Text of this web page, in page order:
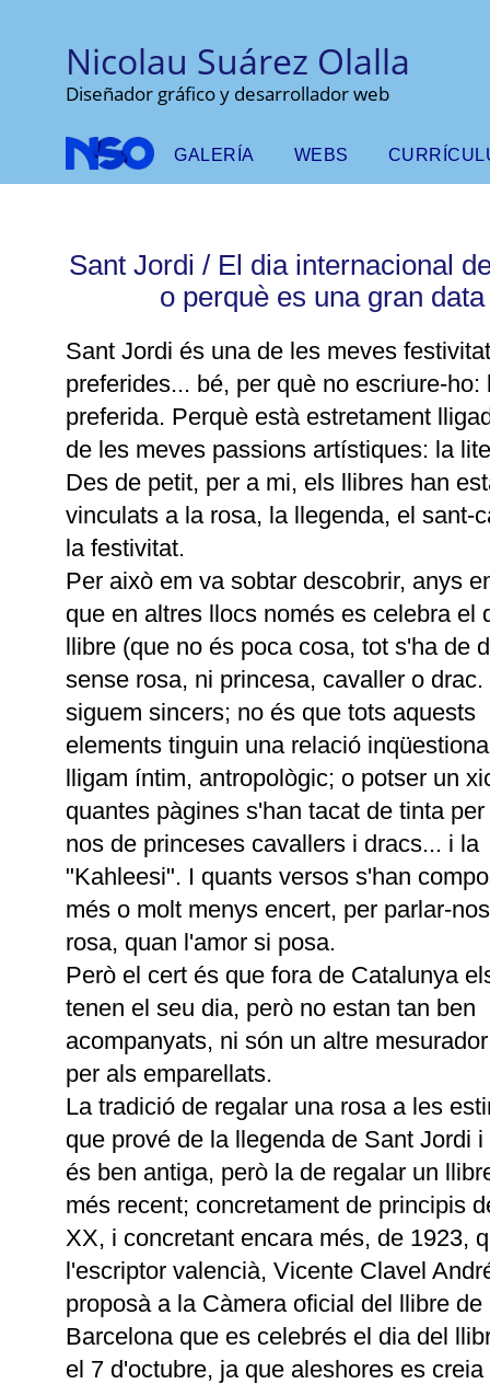
Nicolau Suárez Olalla
Diseñador gráfico y desarrollador web
GALERÍA WEBS
Sant Jordi / El dia internacional
o perquè es una gran data
Sant Jordi és una de les meves
preferides... bé, per què no escriure-ho:
preferida. Perquè està estretament
de les meves passions artístiques: la
Des de petit, per a mi, els llibres han
vinculats a la rosa, la llegenda, el sant-
la festivitat.
Per això em va sobtar descobrir, anys
que en altres llocs només es celebra el
llibre (que no és poca cosa, tot s'ha de
sense rosa, ni princesa, cavaller o drac.
siguem sincers; no és que tots aquests
elements tinguin una relació
lligam íntim, antropològic; o potser un
quantes pàgines s'han tacat de tinta
nos de princeses cavallers i dracs... i la
"Kahleesi". I quants versos s'han
més o molt menys encert, per parlar-
rosa, quan l'amor si posa.
Però el cert és que fora de Catalunya
tenen el seu dia, però no estan tan ben
acompanyats, ni són un altre
per als emparellats.
La tradició de regalar una rosa a les
que prové de la llegenda de Sant Jordi i
és ben antiga, però la de regalar un
més recent; concretament de principis
XX, i concretant encara més, de 1923,
l'escriptor valencià, Vicente Clavel
proposà a la Càmera oficial del llibre de
Barcelona que es celebrés el dia del
el 7 d'octubre, ja que aleshores es creia